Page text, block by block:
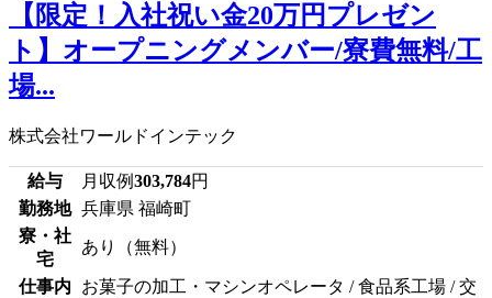
【限定！入社祝い金20万円プレゼン
ト】オープニングメンバー/寮費無料/工
場...
株式会社ワールドインテック
給与 月収例303,784円
勤務地 兵庫県 福崎町
寮・社
宅
あり（無料）
仕事内
お菓子の加工・マシンオペレータ / 食品系工場 / 交